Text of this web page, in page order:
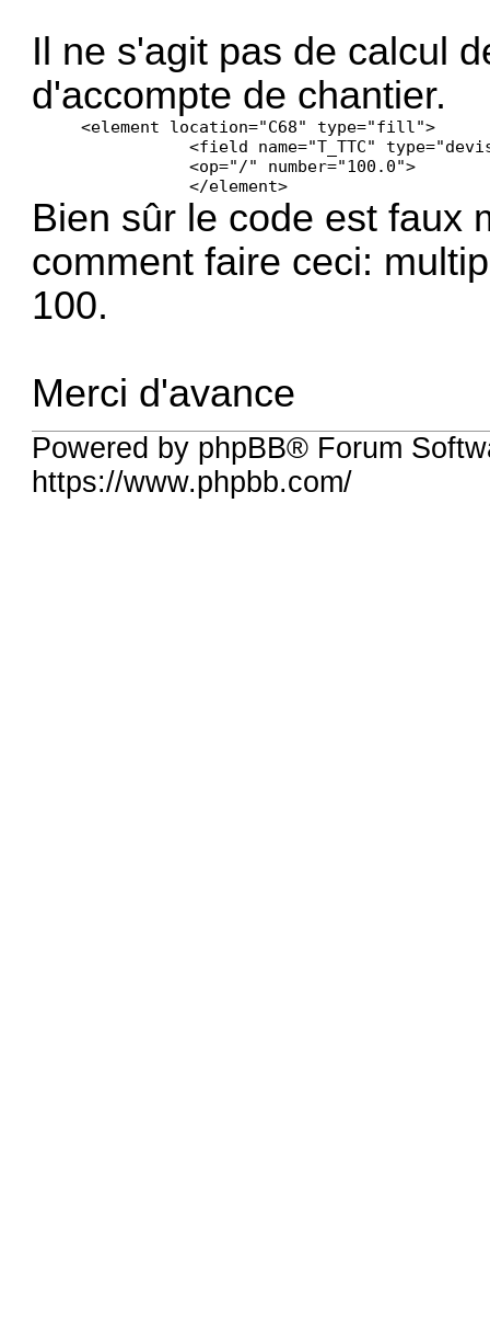
Il ne s'agit pas de calcul
d'accompte de chantier.
     <element location="C68" type="fill">
		<field name="T_TTC" type="devise" conditionExpValue="0.000000" op="*" number="30.0">
                <op="/" number="100.0">
	        </element>
Bien sûr le code est faux
comment faire ceci:
100.
Merci d'avance
Powered by phpBB® Forum
https://www.phpbb.com/